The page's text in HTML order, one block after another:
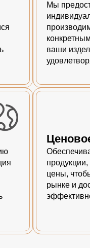
Мы
ваши
цены,
рынке и